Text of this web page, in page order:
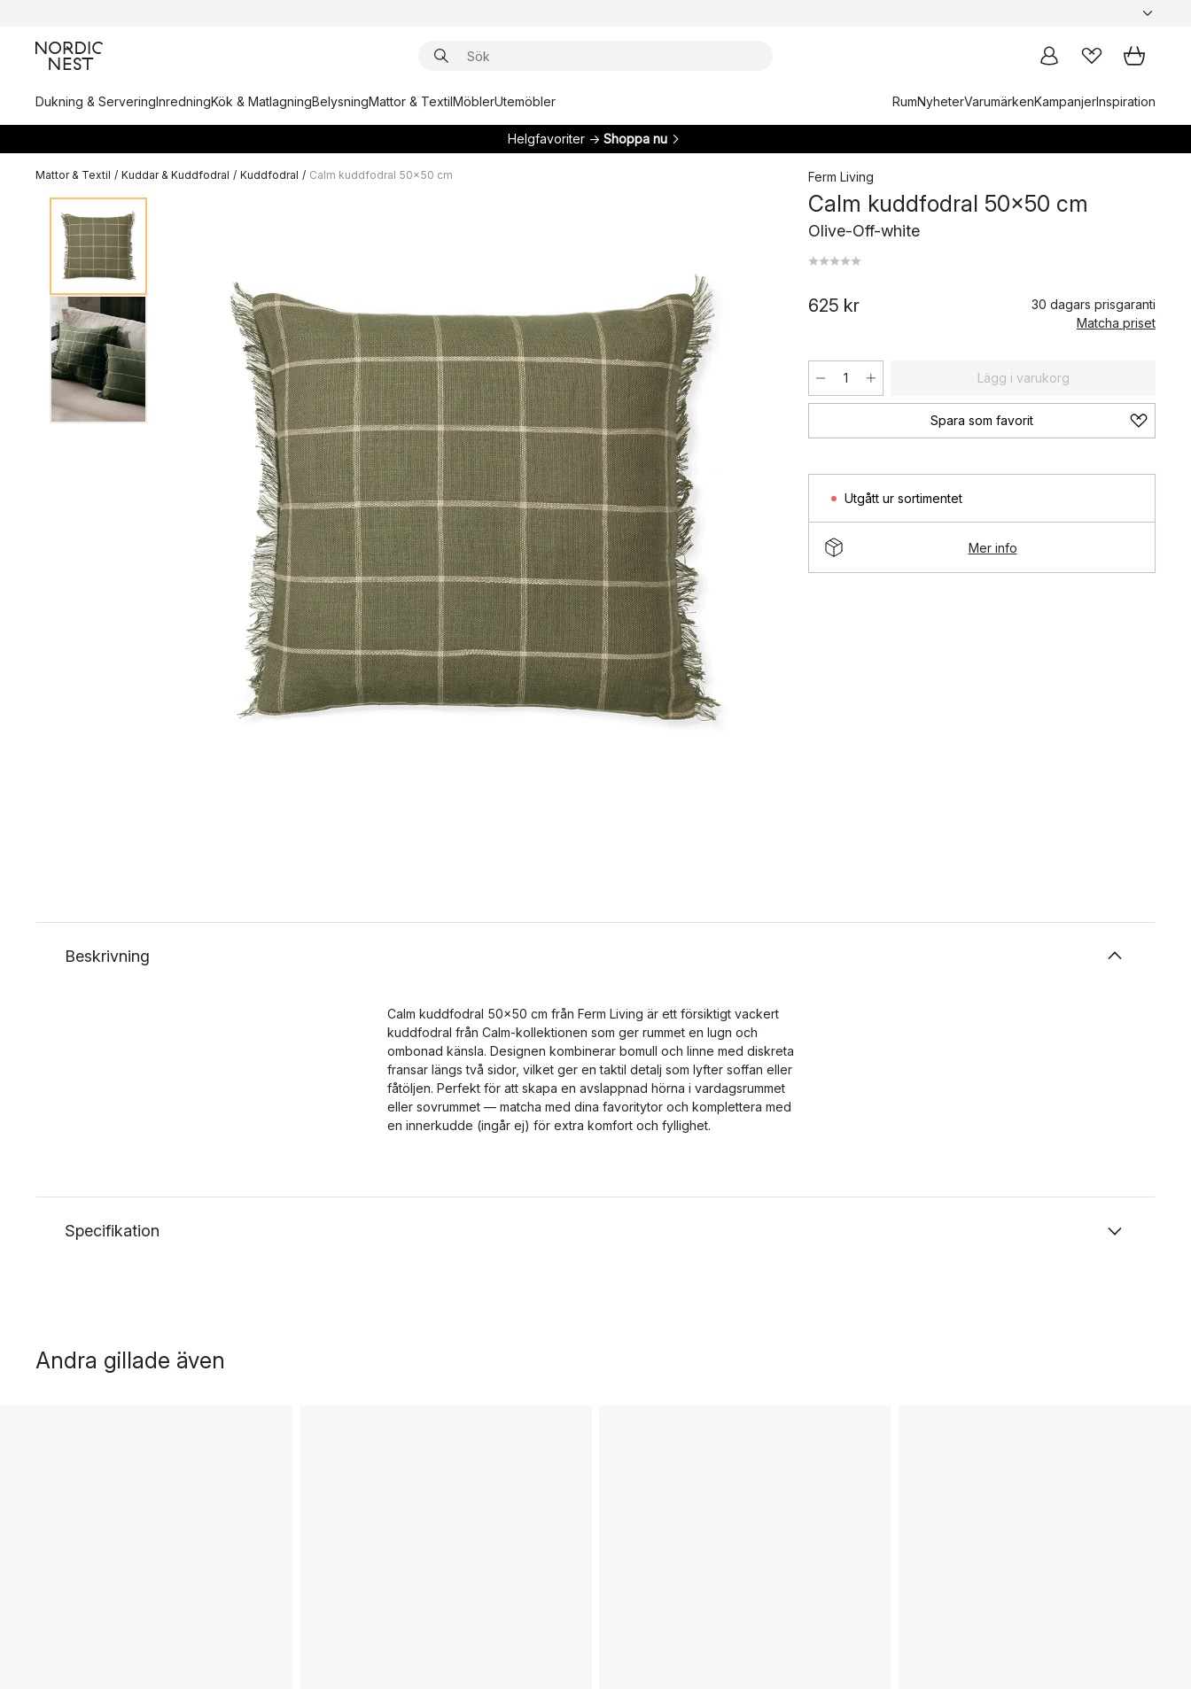
Dukning & ServeringInredningKök & MatlagningBelysningMattor & TextilMöblerUtemöbler RumNyheterVarumärkenKampanjerInspiration
Helgfavoriter → Shoppa nu
Mattor & Textil / Kuddar & Kuddfodral / Kuddfodral / Calm kuddfodral 50x50 cm Ferm Living
Calm kuddfodral 50x50 cm
Olive-Off-white
625 kr
30 dagars prisgaranti
Matcha priset
Lägg i varukorg
Spara som favorit
Utgått ur sortimentet
Mer info
Beskrivning
Calm kuddfodral 50x50 cm från Ferm Living är ett försiktigt vackert
kuddfodral från Calm-kollektionen som ger rummet en lugn och
ombonad känsla. Designen kombinerar bomull och linne med diskreta
fransar längs två sidor, vilket ger en taktil detalj som lyfter soffan eller
fåtöljen. Perfekt för att skapa en avslappnad hörna i vardagsrummet
eller sovrummet — matcha med dina favoritytor och komplettera med
en innerkudde (ingår ej) för extra komfort och fyllighet.
Specifikation
Andra gillade även